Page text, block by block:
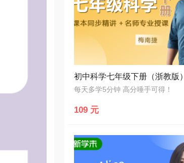
初中科学七年级下册（浙教版）
每天多学5分钟 高分唾手可得！
109 元